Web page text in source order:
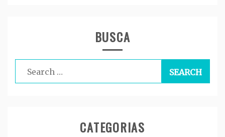
BUSCA
for:
CATEGORIAS